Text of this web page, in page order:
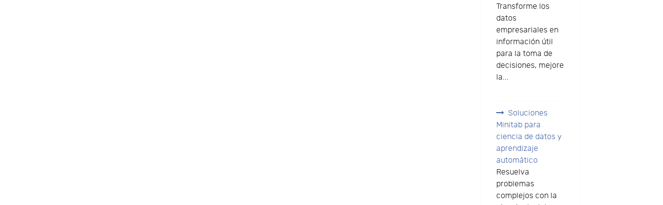
Transforme los
datos
empresariales en
información útil
para la toma de
decisiones, mejore
la...
Soluciones
Minitab para
ciencia de datos y
aprendizaje
automático
Resuelva
problemas
complejos con la